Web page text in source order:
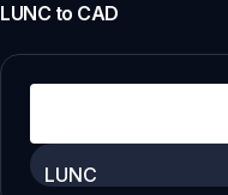
LUNC to CAD
LUNC